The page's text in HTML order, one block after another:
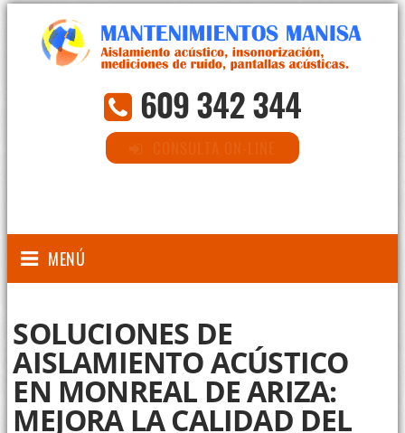
609 342 344
MENÚ
SOLUCIONES DE
AISLAMIENTO ACÚSTICO
EN MONREAL DE ARIZA:
MEJORA LA CALIDAD DEL